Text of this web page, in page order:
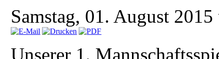
Samstag, 01. August
Unserer 1.